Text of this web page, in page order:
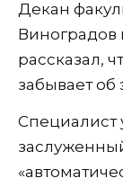
Декан
Виноградов
рассказал,
забывает об
Специалист